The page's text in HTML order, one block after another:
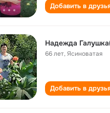
Добавить в
Надежда
66 лет,Ясиноватая
Добавить в